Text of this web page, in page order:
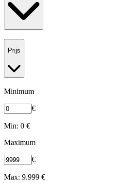
Prijs
Minimum
€
Min: 0 €
Maximum
€
Max: 9.999 €